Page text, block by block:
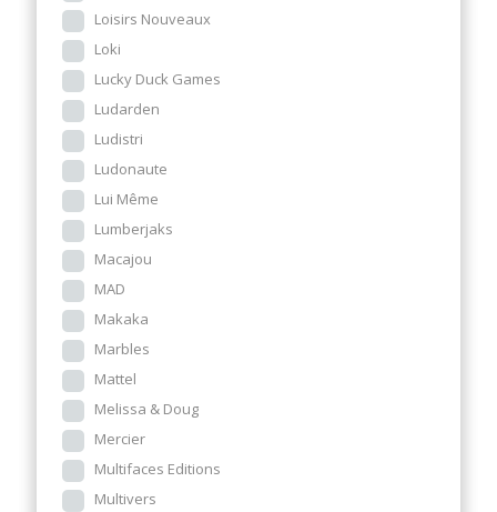
Loisirs Nouveaux
Loki
Lucky Duck Games
Ludarden
Ludistri
Ludonaute
Lui Même
Lumberjaks
Macajou
MAD
Makaka
Marbles
Mattel
Melissa & Doug
Mercier
Multifaces Editions
Multivers